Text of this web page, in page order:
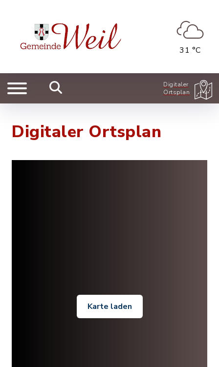
31 °C
Digitaler
Ortsplan
Digitaler Ortsplan
Karte laden